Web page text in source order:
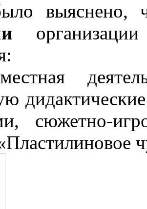
выяснено,
организации
сюжетно-